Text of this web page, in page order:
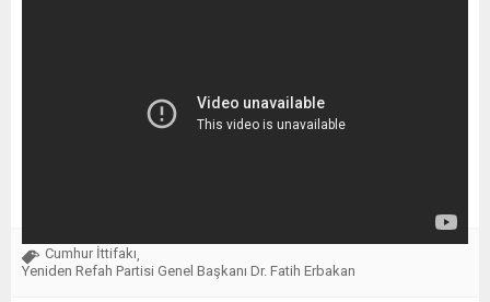
Cumhur İttifakı,
Yeniden Refah Partisi Genel Başkanı Dr. Fatih Erbakan